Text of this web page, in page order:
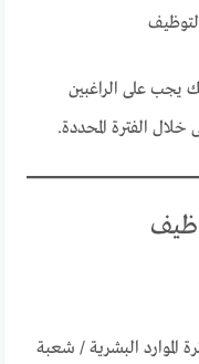
يجب على الراغبين
الفترة المحددة.
الموارد البشرية / شعبة